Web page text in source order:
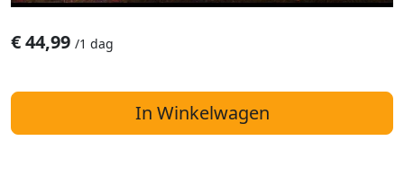
€44,99 /1 dag
In Winkelwagen